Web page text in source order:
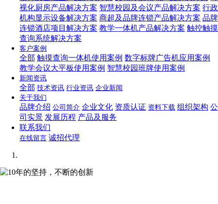
视化厨房产品解决方案 智慧校园及会议产品解决方案 行政
机构显示设备解决方案 商超及品牌连锁产品解决方案 品牌
连锁酒店项目解决方案 教学一体机产品解决方案 触控触摸
查询系统解决方案
客户案例
全部 触摸查询一体机使用案例 数字标牌广告机应用案例
教学会议大平板使用案例 智慧校园班牌使用案例
新闻资讯
全部 技术资讯 行业资讯 企业新闻
关于我们
品牌介绍 公司简介 企业文化 资质认证 资料下载 组织架构 公
司实景 发展历程 产品及服务
联系我们
在线留言 诚招代理